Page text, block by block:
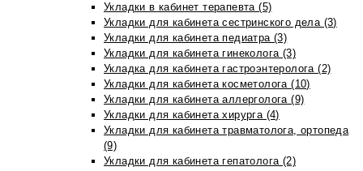
Укладки в кабинет терапевта (5)
Укладки для кабинета сестринского дела (3)
Укладки для кабинета педиатра (3)
Укладки для кабинета гинеколога (3)
Укладка для кабинета гастроэнтеролога (2)
Укладки для кабинета косметолога (10)
Укладки для кабинета аллерголога (9)
Укладки для кабинета хирурга (4)
Укладки для кабинета травматолога, ортопеда
(9)
Укладки для кабинета гепатолога (2)